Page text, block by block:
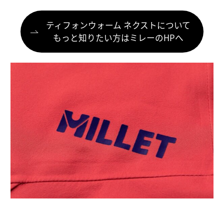
ティフォンウォーム ネクストについて
もっと知りたい方はミレーのHPへ